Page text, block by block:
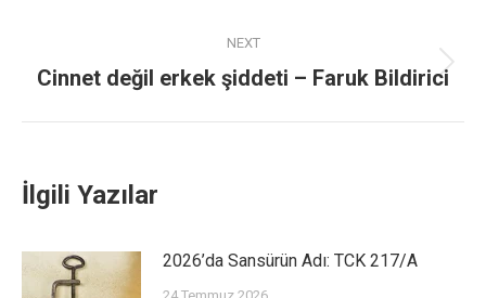
NEXT
Cinnet değil erkek şiddeti – Faruk Bildirici
İlgili Yazılar
2026’da Sansürün Adı: TCK 217/A